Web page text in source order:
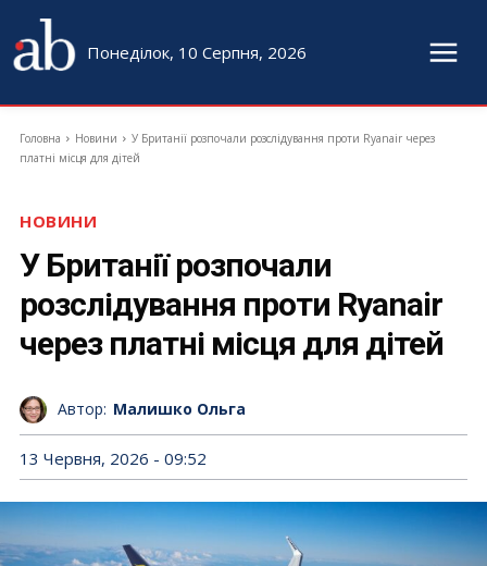
Понеділок, 10 Серпня, 2026
Головна Новини
У Британії розпочали розслідування проти Ryanair через
платні місця для дітей
НОВИНИ
У Британії розпочали
розслідування проти Ryanair
через платні місця для дітей
Автор: Малишко Ольга
13 Червня, 2026 - 09:52